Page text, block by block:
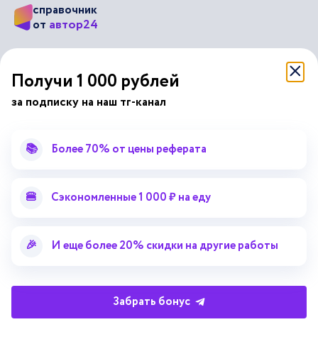
справочник
от автор24
Научные статьи
Методические указания
Статьи от экспертов
Помощь эксперта
Поиск репетитора
Работа для преподавателей
Получи 1 000 рублей
за подписку на наш тг-канал
📚 Более 70% от цены реферата
🍔 Сэкономленные 1 000 ₽ на еду
🎉 И еще более 20% скидки на другие работы
Забрать бонус